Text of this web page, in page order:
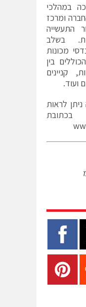
במהלכי
ומרכז
התעשייה
בשלב
מכונות
בין
קניינים
ועוד.
לראות